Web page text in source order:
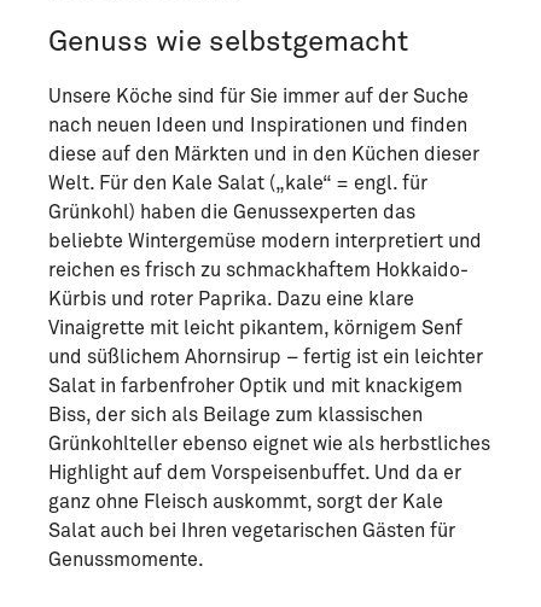
Genuss wie selbstgemacht
Unsere Köche sind für Sie immer auf der Suche
nach neuen Ideen und Inspirationen und finden
diese auf den Märkten und in den Küchen dieser
Welt. Für den Kale Salat („kale“ = engl. für
Grünkohl) haben die Genussexperten das
beliebte Wintergemüse modern interpretiert und
reichen es frisch zu schmackhaftem Hokkaido-
Kürbis und roter Paprika. Dazu eine klare
Vinaigrette mit leicht pikantem, körnigem Senf
und süßlichem Ahornsirup – fertig ist ein leichter
Salat in farbenfroher Optik und mit knackigem
Biss, der sich als Beilage zum klassischen
Grünkohlteller ebenso eignet wie als herbstliches
Highlight auf dem Vorspeisenbuffet. Und da er
ganz ohne Fleisch auskommt, sorgt der Kale
Salat auch bei Ihren vegetarischen Gästen für
Genussmomente.